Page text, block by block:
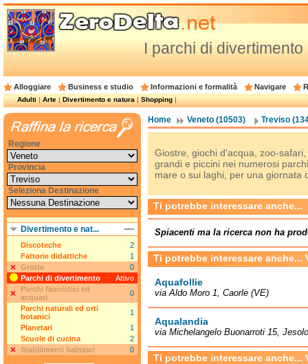
I parchi di
Alloggiare Business e studio Informazioni e formalità Navigare
Adulti|Arte|Divertimento e natura|Shopping|
Home Veneto (10503) Treviso
Giostre, giochi d'acqua, zoo-
grandi e piccini nei numerosi
mare o sui laghi, per una giornata
Ti potrebbe interessare anche...
Spiacenti ma la ricerca non ha
Ti potrebbe interessare anche...
Aquafollie
via Aldo Moro 1, Caorle (VE)
Aqualandia
via Michelangelo Buonarroti 15,
Ti potrebbe interessare anche...
Regione
Provincia
Seleziona Destinazione
Divertimento e nat...
Discoteche
2
Fattorie didattiche
1
Grotte
0
Parchi di divertimento
Attivo
Parchi faunistici ed
acquari
0
Parchi naturali ed orti
botanici
1
Planetari
1
Scuole di cucina
2
Stabilimenti balneari
0